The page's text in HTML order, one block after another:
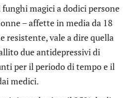
magici a dodici persone
– affette in media da 18
resistente, vale a dire quella
due antidepressivi di
per il periodo di tempo e il
medici.